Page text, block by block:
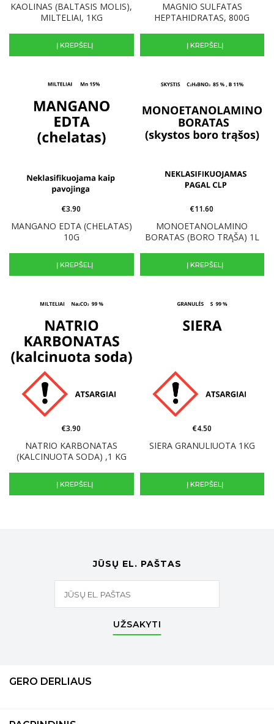
KAOLINAS (BALTASIS MOLIS),
MILTELIAI, 1KG
Į KREPŠELĮ
MAGNIO SULFATAS
HEPTAHIDRATAS, 800G
Į KREPŠELĮ
MANGANO EDTA (CHELATAS)
10G
€3.90
Į KREPŠELĮ
MONOETANOLAMINO
BORATAS (BORO TRĄŠA) 1L
€11.60
Į KREPŠELĮ
NATRIO KARBONATAS
(KALCINUOTA SODA) ,1 KG
€3.90
Į KREPŠELĮ
SIERA GRANULIUOTA 1KG
€4.50
Į KREPŠELĮ
JŪSŲ EL. PAŠTAS
UŽSAKYTI
GERO DERLIAUS